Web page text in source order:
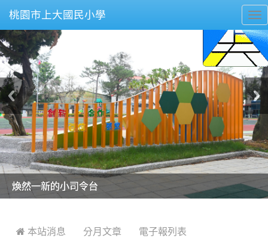
桃園市上大國民小學
美麗的操場是我們活力的來源
美麗的操場是我們活力的來源
煥然一新的小司令台
煥然一新的小司令台
富含桃園埤塘田園風光意象的中廊
富含桃園埤塘田園風光意象的中廊
嶄新的中庭廣場
嶄新的中庭廣場
水生池生生不息
水生池生生不息
 本站消息 分月文章 電子報列表